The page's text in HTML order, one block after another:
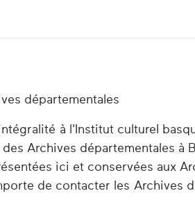
départementales
à l'Institut culturel
Archives départementales à
ici et conservées aux
de contacter les Archives